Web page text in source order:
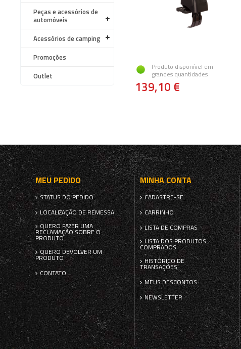
Peças e acessórios de
automóveis
Acessórios de camping
Promoções
Outlet
Produto disponível em
grandes quantidades
139,10 €
MEU PEDIDO
STATUS DO PEDIDO
LOCALIZAÇÃO DE REMESSA
QUERO FAZER UMA
RECLAMAÇÃO SOBRE O
PRODUTO
QUERO DEVOLVER UM
PRODUTO
CONTATO
MINHA CONTA
CADASTRE-SE
CARRINHO
LISTA DE COMPRAS
LISTA DOS PRODUTOS
COMPRADOS
HISTÓRICO DE
TRANSAÇÕES
MEUS DESCONTOS
NEWSLETTER